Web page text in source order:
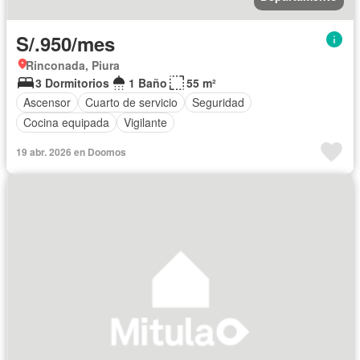
S/.950/mes
Rinconada, Piura
3 Dormitorios
1 Baño
55 m²
Ascensor
Cuarto de servicio
Seguridad
Cocina equipada
Vigilante
19 abr. 2026 en Doomos